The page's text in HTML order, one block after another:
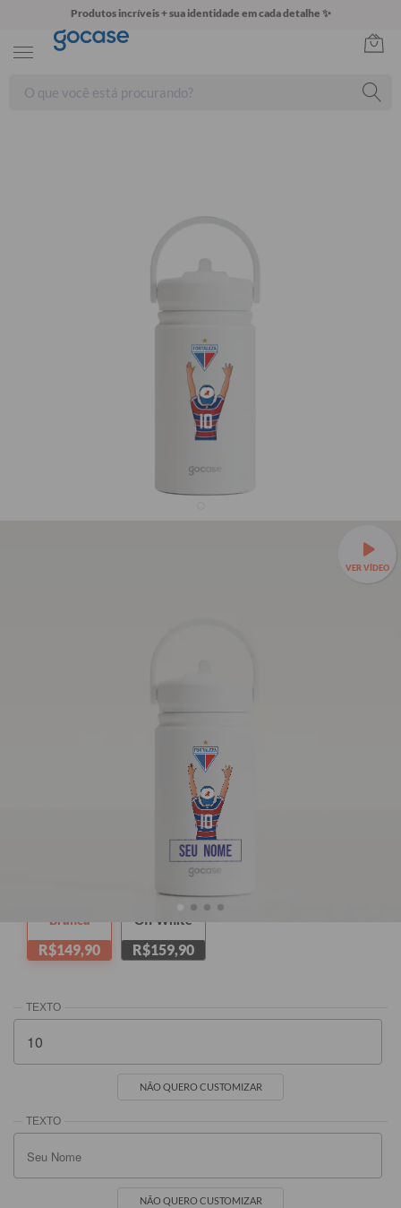
Produtos incríveis + sua identidade em cada detalhe ✨
VER VÍDEO
10
10
10
[SEU NOME]
Garrafa Térmica Mini + Ebook - Fortaleza - Garoto
avaliações
350ml - Tampa com canudo
350ml - Tampa com canudo
Branca
R$149,90
Off White
R$159,90
NÃO QUERO CUSTOMIZAR
NÃO QUERO CUSTOMIZAR